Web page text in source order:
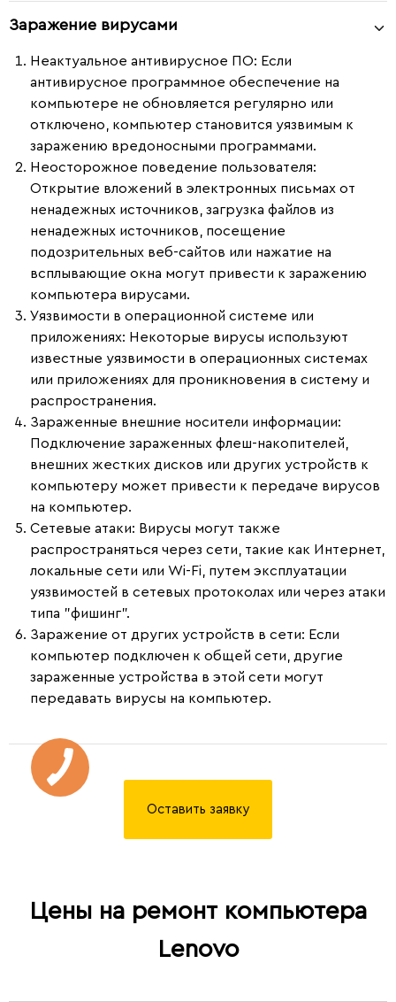
Заражение вирусами
Неактуальное антивирусное ПО: Если
антивирусное программное обеспечение на
компьютере не обновляется регулярно или
отключено, компьютер становится уязвимым к
заражению вредоносными программами.
Неосторожное поведение пользователя:
Открытие вложений в электронных письмах от
ненадежных источников, загрузка файлов из
ненадежных источников, посещение
подозрительных веб-сайтов или нажатие на
всплывающие окна могут привести к заражению
компьютера вирусами.
Уязвимости в операционной системе или
приложениях: Некоторые вирусы используют
известные уязвимости в операционных системах
или приложениях для проникновения в систему и
распространения.
Зараженные внешние носители информации:
Подключение зараженных флеш-накопителей,
внешних жестких дисков или других устройств к
компьютеру может привести к передаче вирусов
на компьютер.
Сетевые атаки: Вирусы могут также
распространяться через сети, такие как Интернет,
локальные сети или Wi-Fi, путем эксплуатации
уязвимостей в сетевых протоколах или через атаки
типа "фишинг".
Заражение от других устройств в сети: Если
компьютер подключен к общей сети, другие
зараженные устройства в этой сети могут
передавать вирусы на компьютер.
Оставить заявку
Цены на ремонт компьютера
Lenovo